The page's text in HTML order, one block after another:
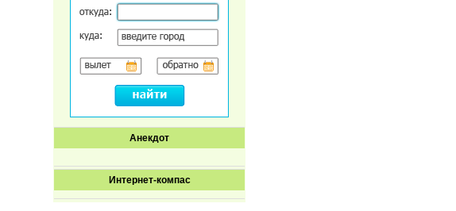
Анекдот
Интернет-компас